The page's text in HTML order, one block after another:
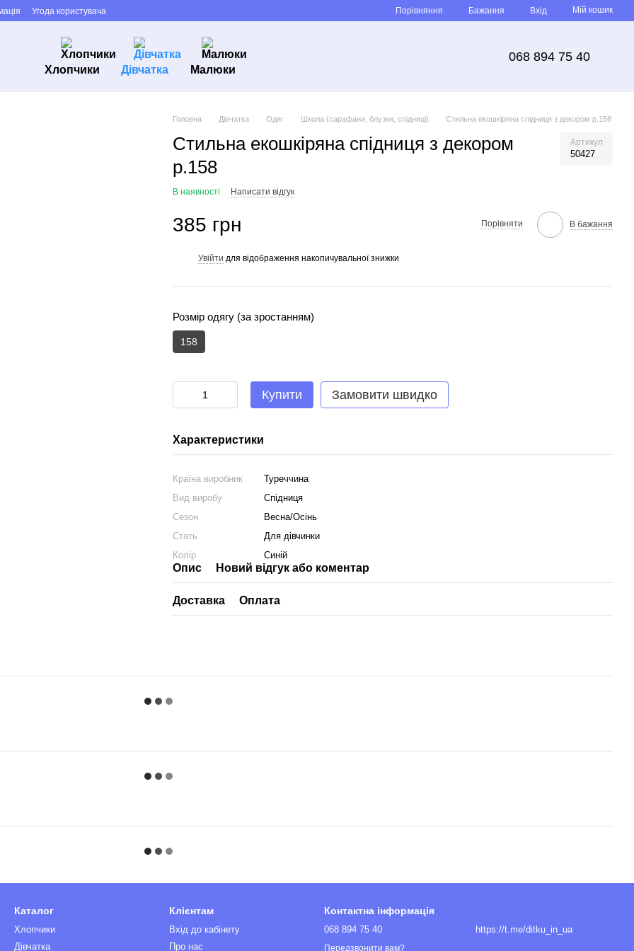
Угода користувача Порівняння Бажання Вхід Мій кошик
Хлопчики Дівчатка Малюки
068 894 75 40
Головна Дівчатка Одяг Школа (сарафани, блузки, спідниці) Стильна екошкіряна спідниця з декором р.158
Стильна екошкіряна спідниця з декором
р.158
Артикул
50427
В наявності Написати відгук
385 грн Порівняти В бажання
Увійти для відображення накопичувальної знижки
Розмір одягу (за зростанням)
158
Купити Замовити швидко
Характеристики
Країна виробник
Туреччина
Вид виробу
Спідниця
Сезон
Весна/Осінь
Стать
Для дівчинки
Колір
Синій
Опис Новий відгук або коментар
Доставка Оплата
Каталог
Хлопчики
Дівчатка
Клієнтам
Вхід до кабінету
Про нас
Контактна інформація
068 894 75 40
Передзвонити вам?
https://t.me/ditku_in_ua